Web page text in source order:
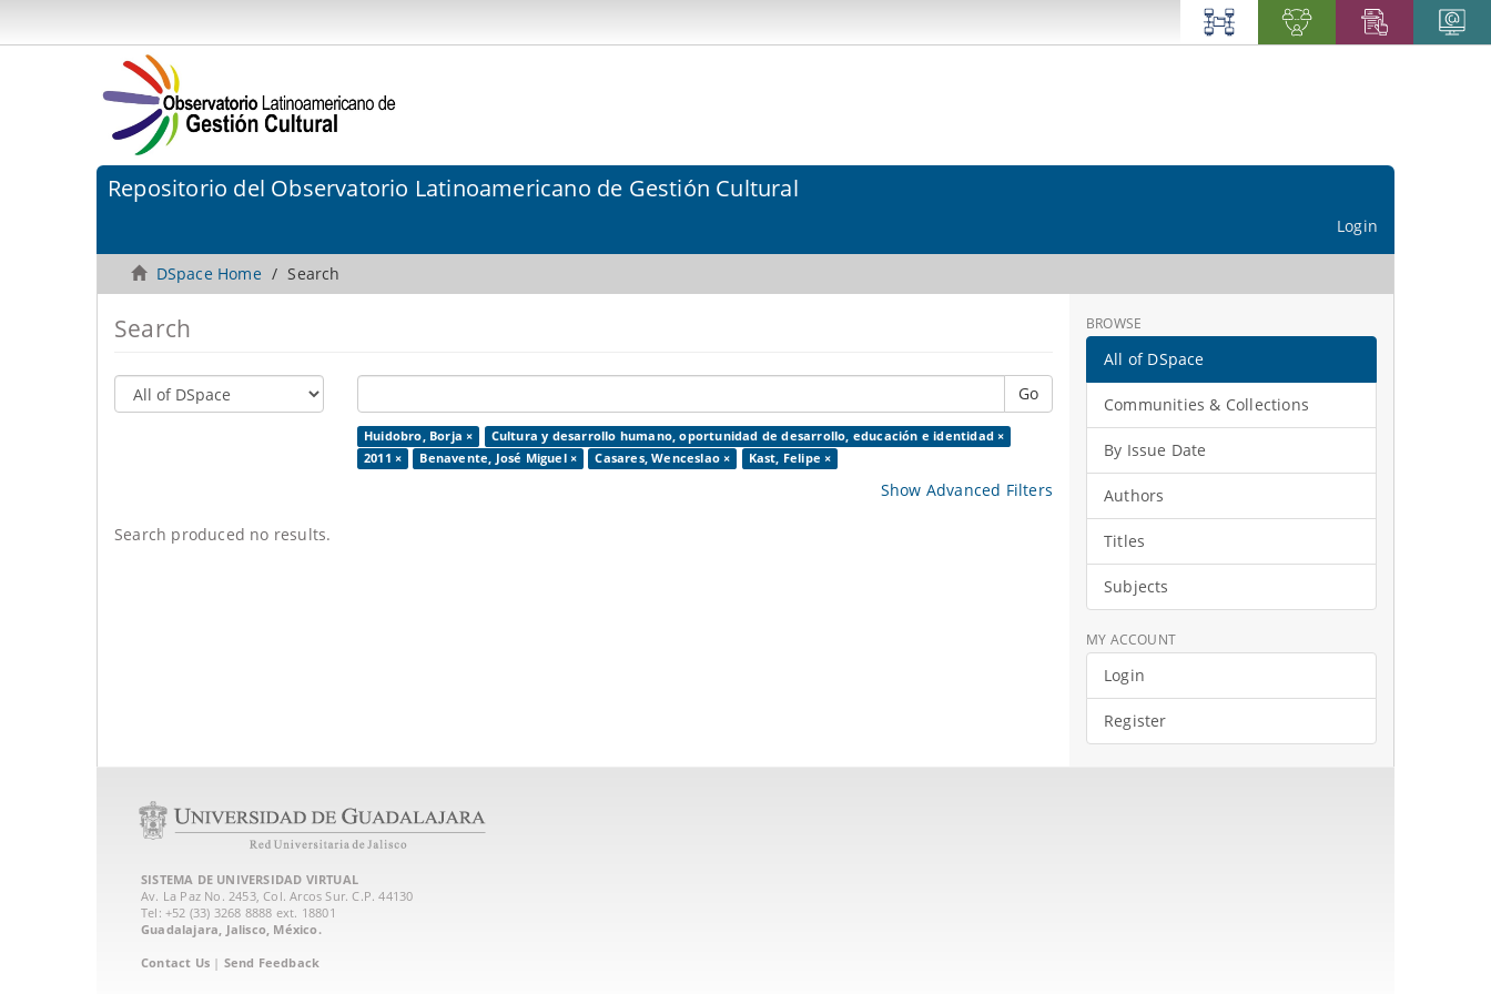
Repositorio del Observatorio Latinoamericano de Gestión Cultural
Login
DSpace Home Search
Search
Go
Huidobro, Borja ×
Cultura y desarrollo humano, oportunidad de desarrollo, educación e identidad ×
2011 ×
Benavente, José Miguel × Casares, Wenceslao × Kast, Felipe ×
Show Advanced Filters
Search produced no results.
BROWSE
All of DSpace
Communities & Collections
By Issue Date
Authors
Titles
Subjects
MY ACCOUNT
Login
Register
SISTEMA DE UNIVERSIDAD VIRTUAL
Av. La Paz No. 2453, Col. Arcos Sur. C.P. 44130
Tel: +52 (33) 3268 8888‏ ext. 18801
Guadalajara, Jalisco, México.
Contact Us | Send Feedback